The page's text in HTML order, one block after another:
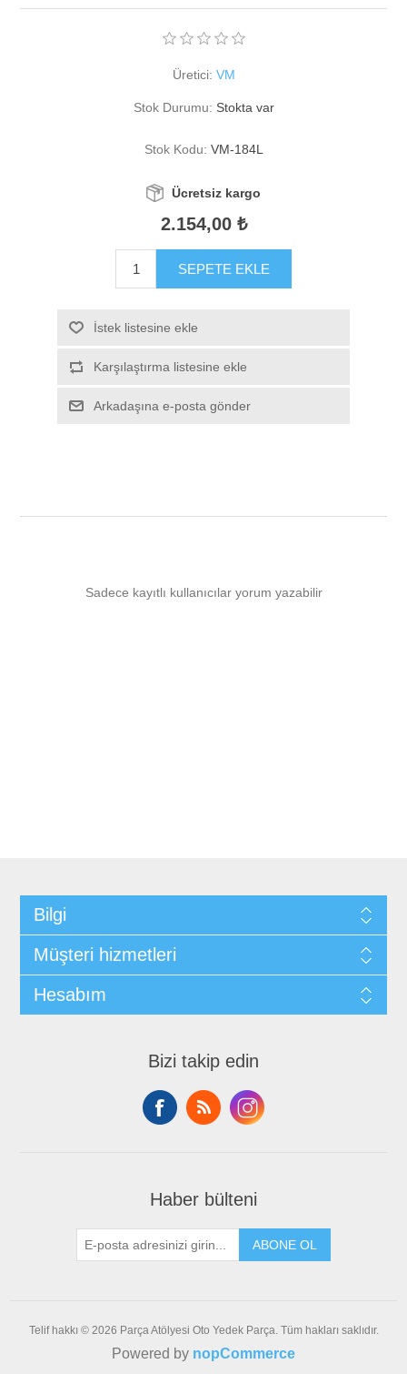
Üretici: VM
Stok Durumu: Stokta var
Stok Kodu: VM-184L
Ücretsiz kargo
2.154,00 ₺
SEPETE EKLE
İstek listesine ekle
Karşılaştırma listesine ekle
Arkadaşına e-posta gönder
Sadece kayıtlı kullanıcılar yorum yazabilir
Bilgi
Müşteri hizmetleri
Hesabım
Bizi takip edin
Haber bülteni
ABONE OL
Telif hakkı © 2026 Parça Atölyesi Oto Yedek Parça. Tüm hakları saklıdır.
Powered by nopCommerce